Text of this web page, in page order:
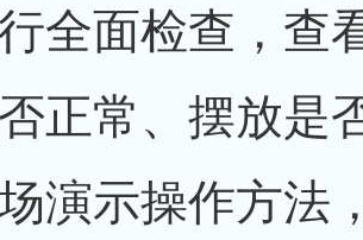
全面检查，查
正常、摆放是
演示操作方法